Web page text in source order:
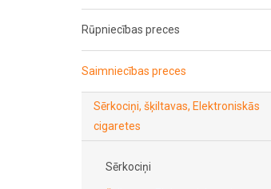
Rūpniecības preces
Saimniecības preces
Sērkociņi, šķiltavas, Elektroniskās
cigaretes
Sērkociņi